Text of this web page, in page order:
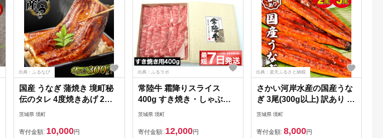
出典：ふるなび
国産 うなぎ 蒲焼き 境町秘
伝のタレ 4度焼きあげ 2尾
計300g以上 K2390
茨城県 境町
寄付金額: 10,000円
出典：ふるラボ
常陸牛 霜降りスライス
400g すき焼き・しゃぶし
ゃぶ用
茨城県 境町
寄付金額: 12,000円
出典：楽天ふるさと納税
さかい河岸水産の国産うな
ぎ 3尾(300g以上) 訳あり サ
イズ不揃い
茨城県 境町
寄付金額: 8,000円